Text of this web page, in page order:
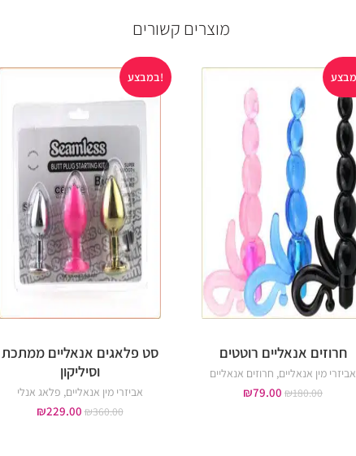
מוצרים קשורים
חרוזים אנאליים רוטטים
אביזרי מין אנאליים, חרוזים אנאליים
₪180.00
₪79.00
במבצע!
סט פלאגים אנאליים ממתכת
וסיליקון
אביזרי מין אנאליים, פלאג אנלי
₪360.00
₪229.00